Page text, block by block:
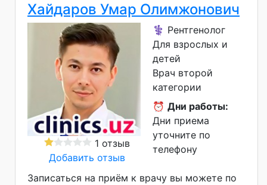
Хайдаров Умар Олимжонович
1 отзыв
Добавить отзыв
⚕️ Рентгенолог
Для взрослых и
детей
Врач второй
категории
⏰ Дни работы:
Дни приема
уточните по
телефону
Записаться на приём к врачу вы можете по